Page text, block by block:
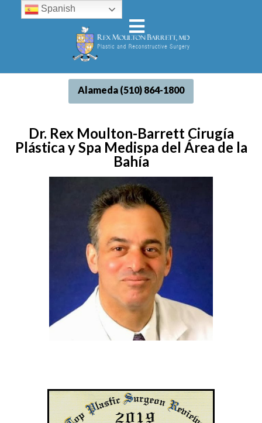
Alameda (510) 864-1800
Dr. Rex Moulton-Barrett Cirugía
Plástica y Spa Medispa del Área de la
Bahía
Spanish